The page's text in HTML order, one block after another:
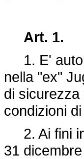
Art. 1.
1. E'
nella "ex"
di sicurezza
condizioni
2. Ai fini
31